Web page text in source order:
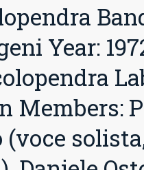
Year:
Members: